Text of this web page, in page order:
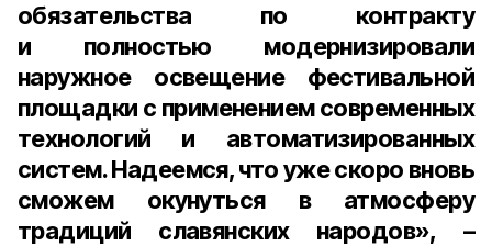
обязательства по контракту
и полностью модернизировали
наружное освещение фестивальной
площадки с применением современных
технологий и автоматизированных
систем. Надеемся, что уже скоро вновь
сможем окунуться в атмосферу
традиций славянских народов», –